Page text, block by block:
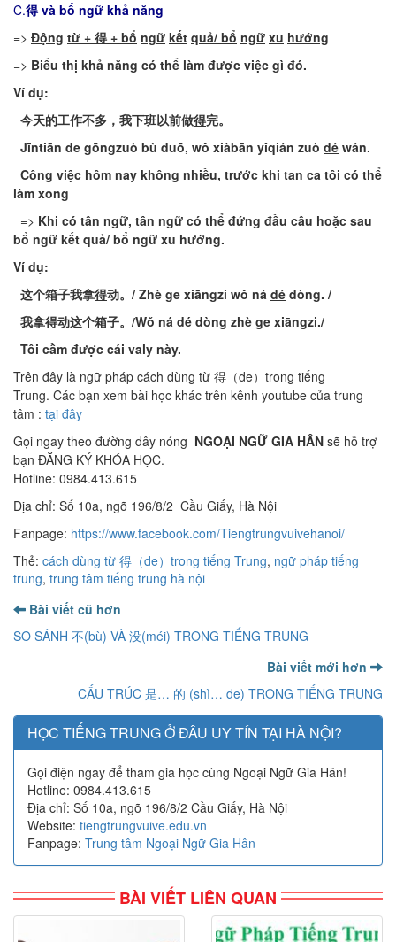
C.得 và bổ ngữ khả năng
=> Động từ + 得 + bổ ngữ kết quả/ bổ ngữ xu hướng
=> Biểu thị khả năng có thể làm được việc gì đó.
Ví dụ:
今天的工作不多，我下班以前做得完。
Jīntiān de gōngzuò bù duō, wǒ xiàbān yǐqián zuò dé wán.
Công việc hôm nay không nhiều, trước khi tan ca tôi có thể
làm xong
=> Khi có tân ngữ, tân ngữ có thể đứng đầu câu hoặc sau
bổ ngữ kết quả/ bổ ngữ xu hướng.
Ví dụ:
这个箱子我拿得动。/ Zhè ge xiāngzi wǒ ná dé dòng. /
我拿得动这个箱子。 /Wǒ ná dé dòng zhè ge xiāngzi./
Tôi cầm được cái valy này.
Trên đây là ngữ pháp cách dùng từ 得（de）trong tiếng
Trung. Các bạn xem bài học khác trên kênh youtube của trung
tâm : tại đây
Gọi ngay theo đường dây nóng NGOẠI NGỮ GIA HÂN sẽ hỗ trợ
bạn ĐĂNG KÝ KHÓA HỌC.
Hotline: 0984.413.615
Địa chỉ: Số 10a, ngõ 196/8/2 Cầu Giấy, Hà Nội
Fanpage: https://www.facebook.com/Tiengtrungvuivehanoi/
Thẻ: cách dùng từ 得（de）trong tiếng Trung, ngữ pháp tiếng
trung, trung tâm tiếng trung hà nội
Bài viết cũ hơn
SO SÁNH 不(bù) VÀ 没(méi) TRONG TIẾNG TRUNG
Bài viết mới hơn
CẤU TRÚC 是… 的 (shì… de) TRONG TIẾNG TRUNG
HỌC TIẾNG TRUNG Ở ĐÂU UY TÍN TẠI HÀ NỘI?
Gọi điện ngay để tham gia học cùng Ngoại Ngữ Gia Hân!
Hotline: 0984.413.615
Địa chỉ: Số 10a, ngõ 196/8/2 Cầu Giấy, Hà Nội
Website: tiengtrungvuive.edu.vn
Fanpage: Trung tâm Ngoại Ngữ Gia Hân
BÀI VIẾT LIÊN QUAN